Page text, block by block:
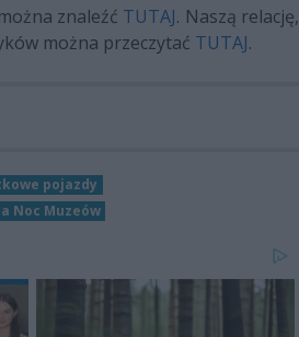
znaleźć TUTAJ. Naszą relację,
można przeczytać TUTAJ.
pojazdy
Noc Muzeów